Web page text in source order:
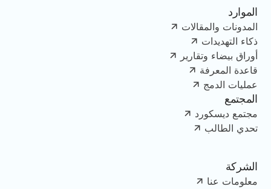
الموارد
المدونات والمقالات
ذكاء التهديدات
أوراق بيضاء وتقارير
قاعدة المعرفة
عمليات الدمج
المجتمع
مجتمع ديسكورد
تحدي الطالب
الشركة
معلومات عنا